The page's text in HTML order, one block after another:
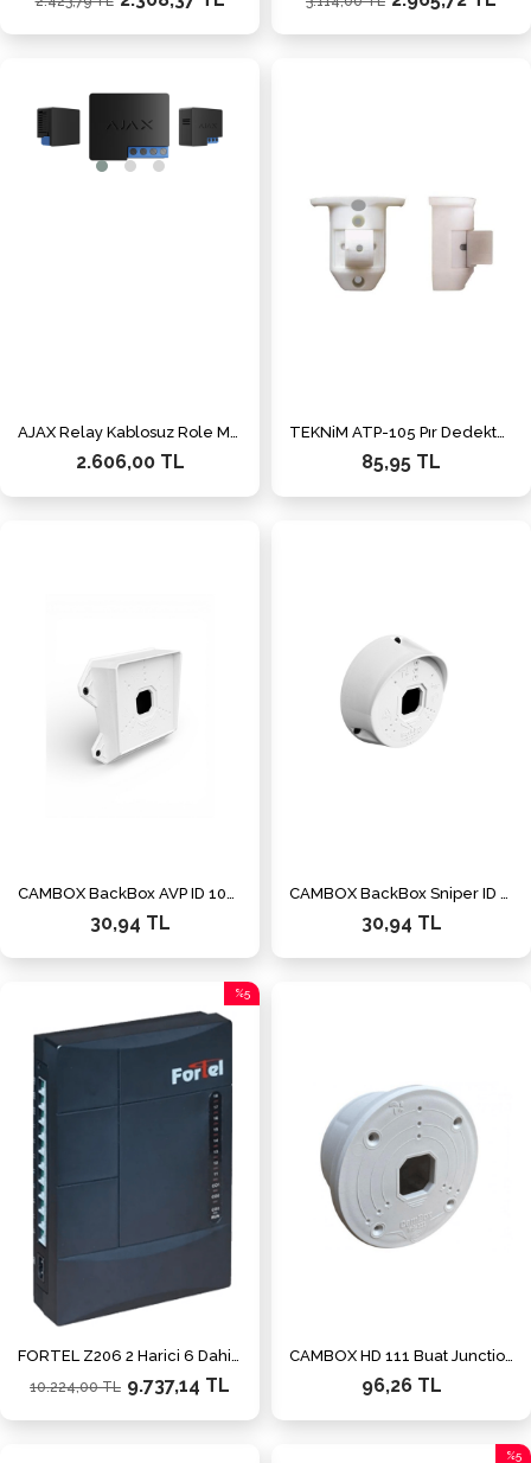
2.606,00 TL 85,95 TL
CAMBOX BackBox AVP ID 101 Buat Beyaz
30,94 TL
CAMBOX BackBox Sniper ID 100 Buat Junction Box Beyaz
30,94 TL
9.737,14 TL
10.224,00 TL
%5
İndirim
96,26 TL
%5